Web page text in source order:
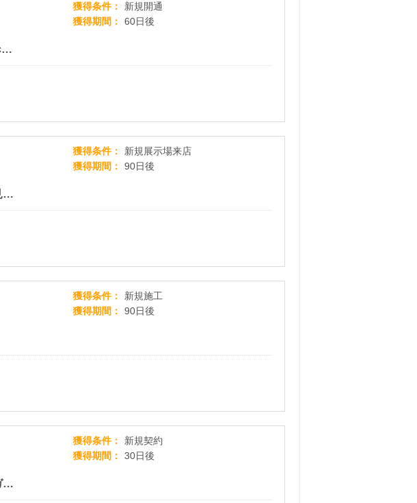
【ドコモ光】最大20,000円キャッシュバック（docomo）
獲得条件
新規開通
獲得期間
60日後
【ホムホム】全国複数のハウスメーカーの展示場見学予約サービス
獲得条件
新規展示場来店
獲得期間
90日後
獲得条件
新規施工
獲得期間
90日後
ガス会社の乗り換えで、ガス料金が安くなる！【ガス屋の窓口】
獲得条件
新規契約
獲得期間
30日後